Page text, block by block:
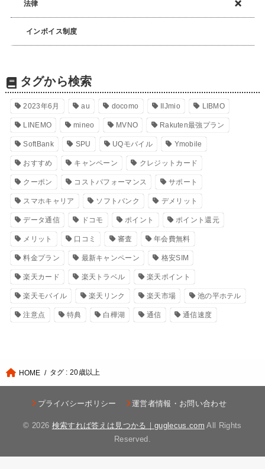
法律
インボイス制度
タグから検索
2023年6月 au docomo IIJmio LIBMO
LINEMO mineo MVNO Rakuten最強プラン
SoftBank SPU UQモバイル Ymobile
おすすめ キャンペーン クレジットカード
クーポン コストパフォーマンス サポート
スマホキャリア ソフトバンク デメリット
データ通信 ドコモ ポイント ポイント還元
メリット 口コミ 審査 年会費無料
料金プラン 最新キャンペーン 格安SIM
楽天カード 楽天トラベル 楽天ポイント
楽天モバイル 楽天リンク 楽天市場 池の平ホテル
注意点 特典 白樺湖 通信 通信速度
HOME タグ : 20歳以上
プライバシーポリシー 運営者情報・お問い合わせ
© 2026 検索すれば答えは見つかる｜guglecus.com All Rights
Reserved.